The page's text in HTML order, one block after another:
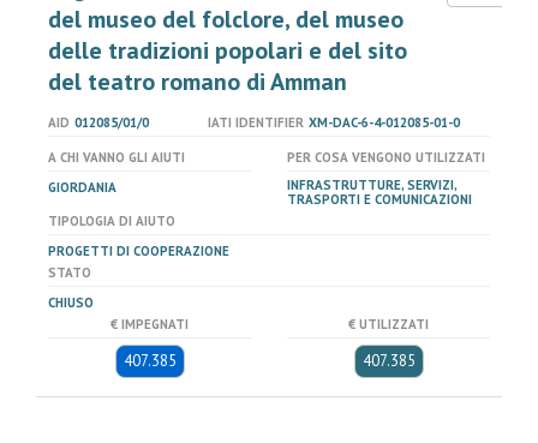
del museo del folclore, del museo
delle tradizioni popolari e del sito
del teatro romano di Amman
AID 012085/01/0 IATI IDENTIFIER XM-DAC-6-4-012085-01-0
A CHI VANNO GLI AIUTI
GIORDANIA
PER COSA VENGONO UTILIZZATI
INFRASTRUTTURE, SERVIZI,
TRASPORTI E COMUNICAZIONI
TIPOLOGIA DI AIUTO
PROGETTI DI COOPERAZIONE
STATO
CHIUSO
€ IMPEGNATI
407.385
€ UTILIZZATI
407.385